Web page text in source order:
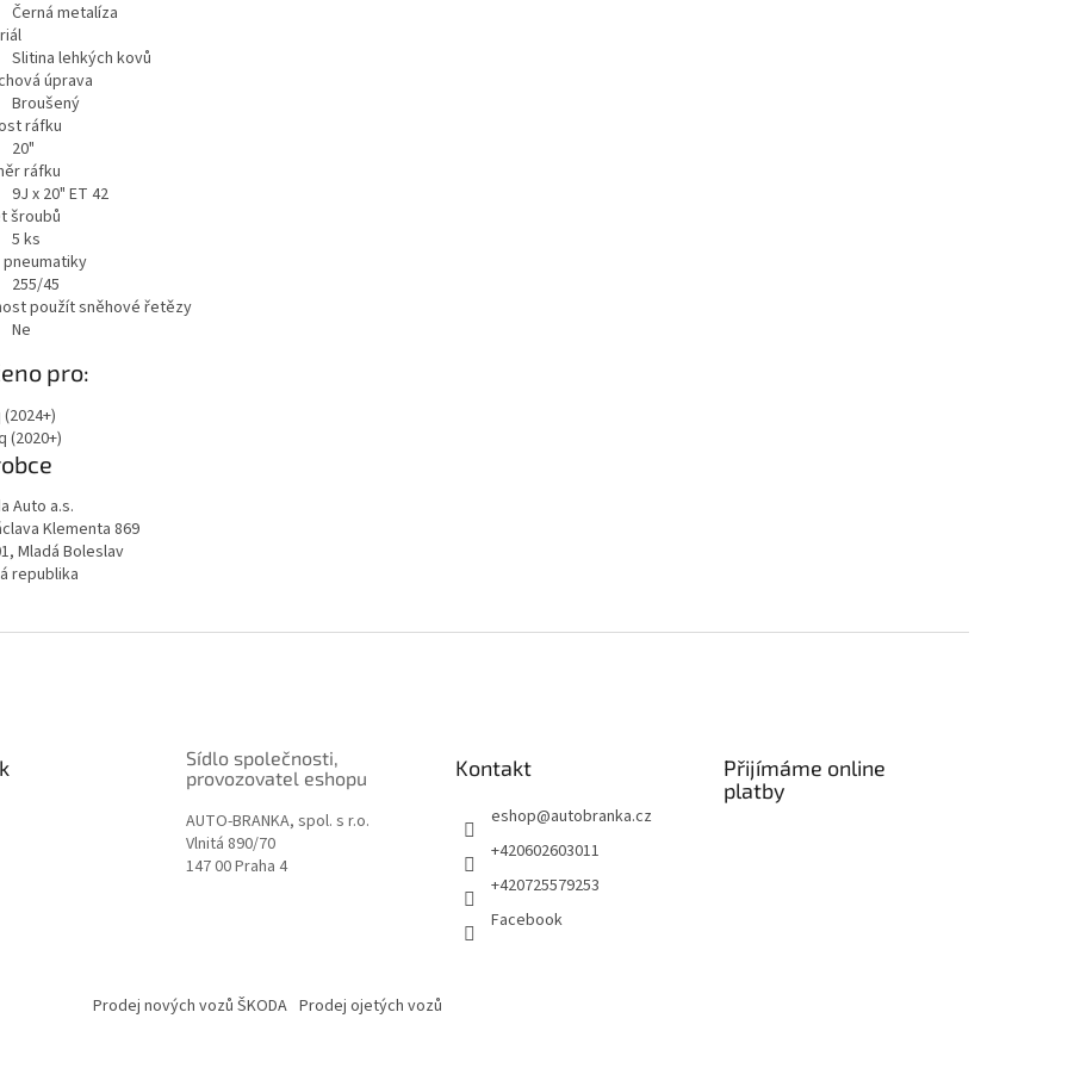
Černá metalíza
Slitina lehkých kovů
úprava
Broušený
ráfku
20"
ráfku
9J x 20" ET 42
šroubů
5 ks
pneumatiky
255/45
použít sněhové řetězy
Ne
pro:
(2020+)
Auto a.s.
Klementa 869
Mladá Boleslav
republika
Sídlo společnosti,
provozovatel eshopu
AUTO-BRANKA, spol. s r.o.
Vlnitá 890/70
147 00 Praha 4
Kontakt
eshop@autobranka.cz
+420602603011
+420725579253
Facebook
Přijímáme online
platby
Prodej nových vozů ŠKODA Prodej ojetých vozů